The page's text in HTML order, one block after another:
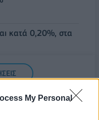
My Personal
κατά 0,20%, στα